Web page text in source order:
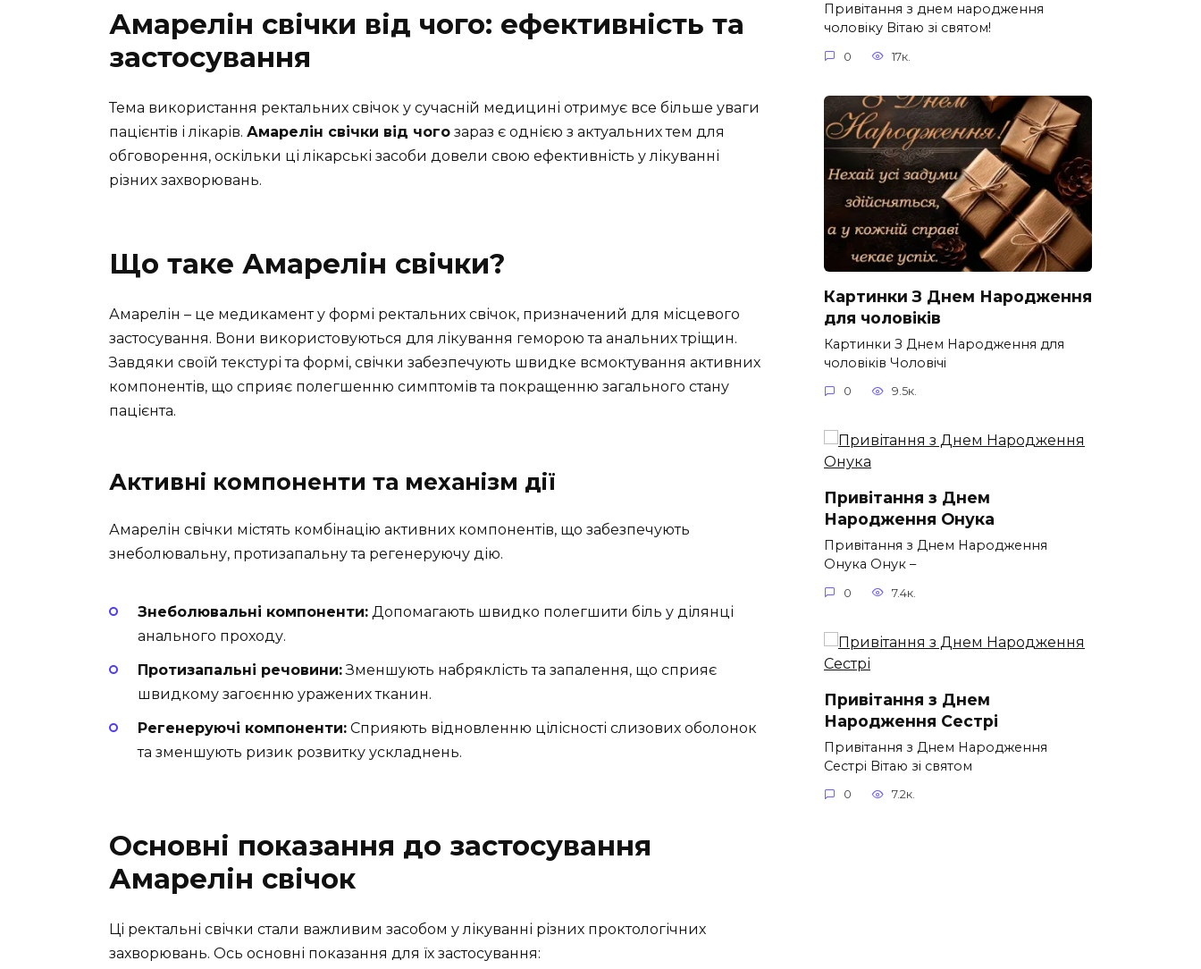
Амарелін свічки від чого: ефективність та
застосування
Тема використання ректальних свічок у сучасній медицині отримує все більше уваги
пацієнтів і лікарів. Амарелін свічки від чого зараз є однією з актуальних тем для
обговорення, оскільки ці лікарські засоби довели свою ефективність у лікуванні
різних захворювань.
Що таке Амарелін свічки?
Амарелін – це медикамент у формі ректальних свічок, призначений для місцевого
застосування. Вони використовуються для лікування геморою та анальних тріщин.
Завдяки своїй текстурі та формі, свічки забезпечують швидке всмоктування активних
компонентів, що сприяє полегшенню симптомів та покращенню загального стану
пацієнта.
Активні компоненти та механізм дії
Амарелін свічки містять комбінацію активних компонентів, що забезпечують
знеболювальну, протизапальну та регенеруючу дію.
Знеболювальні компоненти: Допомагають швидко полегшити біль у ділянці
анального проходу.
Протизапальні речовини:Зменшують набряклість та запалення, що сприяє
швидкому загоєнню уражених тканин.
Регенеруючі компоненти: Сприяють відновленню цілісності слизових оболонок
та зменшують ризик розвитку ускладнень.
Основні показання до застосування
Амарелін свічок
Ці ректальні свічки стали важливим засобом у лікуванні різних проктологічних
захворювань. Ось основні показання для їх застосування:
Привітання з днем народження
чоловіку Вітаю зі святом!
0 17к.
Картинки З Днем Народження
для чоловіків​
Картинки З Днем Народження для
чоловіків​ Чоловічі
0 9.5к.
Привітання з Днем
Народження Онука
Привітання з Днем Народження
Онука Онук –
0 7.4к.
Привітання з Днем
Народження Сестрі
Привітання з Днем Народження
Сестрі Вітаю зі святом
0 7.2к.